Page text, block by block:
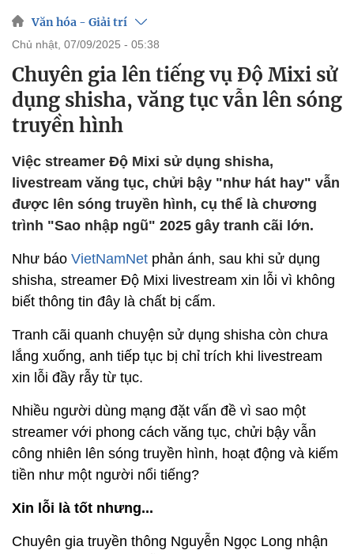
Văn hóa - Giải trí
chủ nhật, 07/09/2025 - 05:38
Chuyên gia lên tiếng vụ Độ Mixi sử
dụng shisha, văng tục vẫn lên sóng
truyền hình
Việc streamer Độ Mixi sử dụng shisha,
livestream văng tục, chửi bậy "như hát hay" vẫn
được lên sóng truyền hình, cụ thể là chương
trình "Sao nhập ngũ" 2025 gây tranh cãi lớn.
Như báo VietNamNet phản ánh, sau khi sử dụng
shisha, streamer Độ Mixi livestream xin lỗi vì không
biết thông tin đây là chất bị cấm.
Tranh cãi quanh chuyện sử dụng shisha còn chưa
lắng xuống, anh tiếp tục bị chỉ trích khi livestream
xin lỗi đầy rẫy từ tục.
Nhiều người dùng mạng đặt vấn đề vì sao một
streamer với phong cách văng tục, chửi bậy vẫn
công nhiên lên sóng truyền hình, hoạt động và kiếm
tiền như một người nổi tiếng?
Xin lỗi là tốt nhưng...
Chuyên gia truyền thông Nguyễn Ngọc Long nhận